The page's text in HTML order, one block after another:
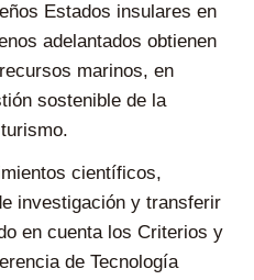
Estados insulares en
adelantados obtienen
marinos, en
sostenible de la
científicos,
investigación y transferir
en cuenta los Criterios y
de Tecnología